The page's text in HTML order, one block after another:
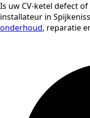
Is uw CV-ketel defect
installateur in
onderhoud, reparatie